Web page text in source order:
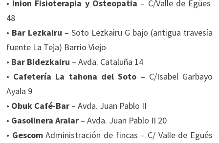
• Inion Fisioterapia y Osteopatia – C/Valle de Egües
48
• Bar Lezkairu – Soto Lezkairu G bajo (antigua travesía
fuente La Teja) Barrio Viejo
• Bar Bidezkairu – Avda. Cataluña 14
• Cafetería La tahona del Soto – C/Isabel Garbayo
Ayala 9
• Obuk Café-Bar– Avda. Juan Pablo II
• Gasolinera Aralar– Avda. Juan Pablo II 20
• GescomAdministración de fincas – C/ Valle de Egüés